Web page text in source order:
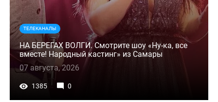
ТЕЛЕКАНАЛЫ
НА БЕРЕГАХ ВОЛГИ. Смотрите шоу «Ну-ка, все
вместе! Народный кастинг» из Самары
07 августа, 2026
1385 0